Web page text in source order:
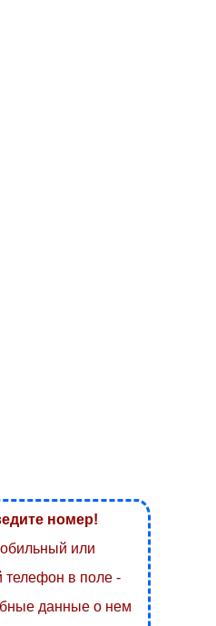
номер!
или
телефон в поле -
данные о нем